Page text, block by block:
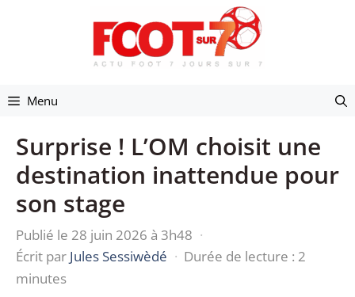
Menu
Surprise ! L’OM choisit une
destination inattendue pour
son stage
Publié le 28 juin 2026 à 3h48 ·
Écrit par Jules Sessiwèdé · Durée de lecture : 2
minutes